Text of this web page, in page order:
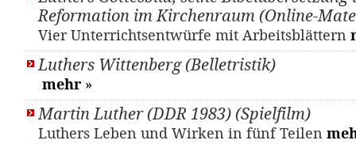
Reformation im Kirchenraum (Online-
Vier Unterrichtsentwürfe mit Arbeitsblättern
Luthers Wittenberg (Belletristik)
mehr »
Martin Luther (DDR 1983) (Spielfilm)
Luthers Leben und Wirken in fünf Teilen